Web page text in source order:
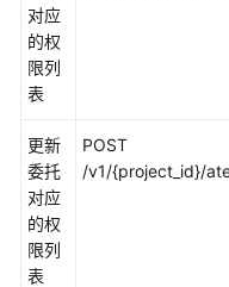
模
型
评
模
型
调
用
对应
的权
限列
表
更新
委托
对应
的权
限列
表
POST
/v1/{project_id}/